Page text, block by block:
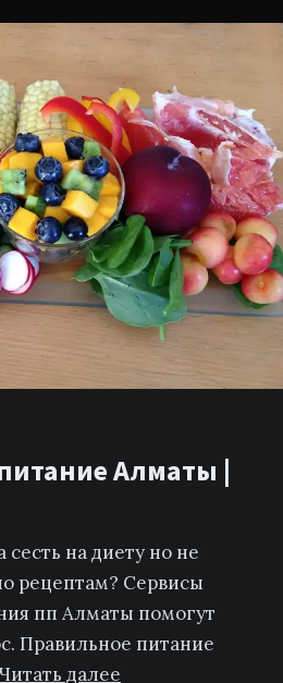
Алматы |
на диету но не
рецептам? Сервисы
пп Алматы помогут
Правильное питание
далее